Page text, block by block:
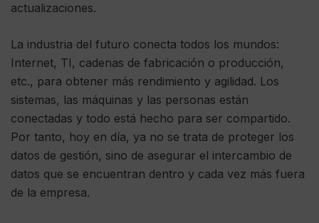
actualizaciones.
La industria del futuro conecta todos los mundos:
Internet, TI, cadenas de fabricación o producción,
etc., para obtener más rendimiento y agilidad. Los
sistemas, las máquinas y las personas están
conectadas y todo está hecho para ser compartido.
Por tanto, hoy en día, ya no se trata de proteger los
datos de gestión, sino de asegurar el intercambio de
datos que se encuentran dentro y cada vez más fuera
de la empresa.